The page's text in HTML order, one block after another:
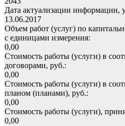
Дата актуализации информации,
13.06.2017
Объем работ (услуг) по
с единицами измерения:
0,00
Стоимость работы (услуги) в
договорами, руб.:
0,00
Стоимость работы (услуги) в
планом (планами), руб.:
0,00
Стоимость работы (услуги),
0,00